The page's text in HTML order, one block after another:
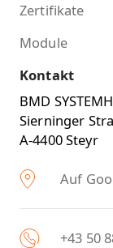
Zertifikate
Module
Kontakt
BMD
Sierninger
A-4400 Steyr
Auf
+43 50